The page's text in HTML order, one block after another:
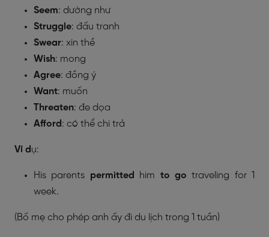
Seem: dường như
Struggle: đấu tranh
Swear: xin thề
Wish: mong
Agree: đồng ý
Want: muốn
Threaten: đe dọa
Afford: có thể chi trả
Ví dụ:
His parents permitted him to go traveling for 1
week.
(Bố mẹ cho phép anh ấy đi du lịch trong 1 tuần)